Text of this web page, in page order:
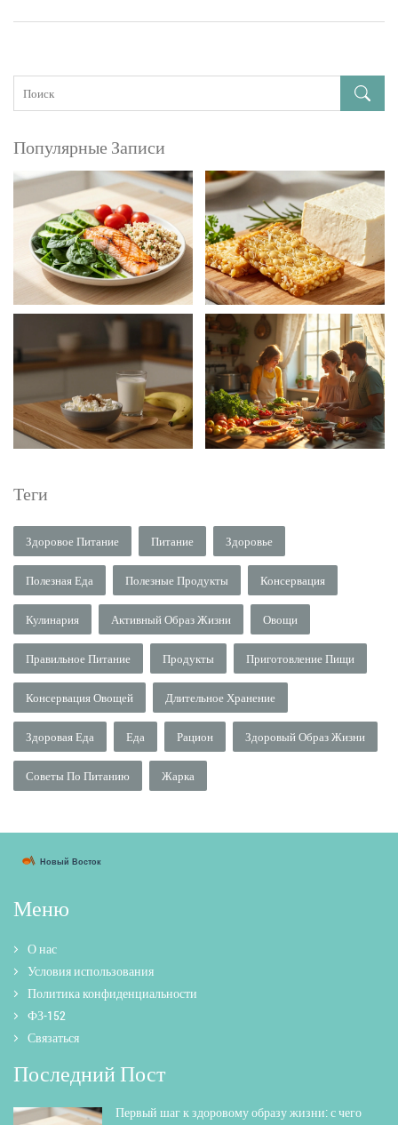
Популярные Записи
Теги
Здоровое Питание Питание Здоровье
Полезная Еда Полезные Продукты Консервация
Кулинария Активный Образ Жизни Овощи
Правильное Питание Продукты Приготовление Пищи
Консервация Овощей Длительное Хранение
Здоровая Еда Еда Рацион Здоровый Образ Жизни
Советы По Питанию Жарка
Меню
О нас
Условия использования
Политика конфиденциальности
ФЗ-152
Связаться
Последний Пост
Первый шаг к здоровому образу жизни: с чего